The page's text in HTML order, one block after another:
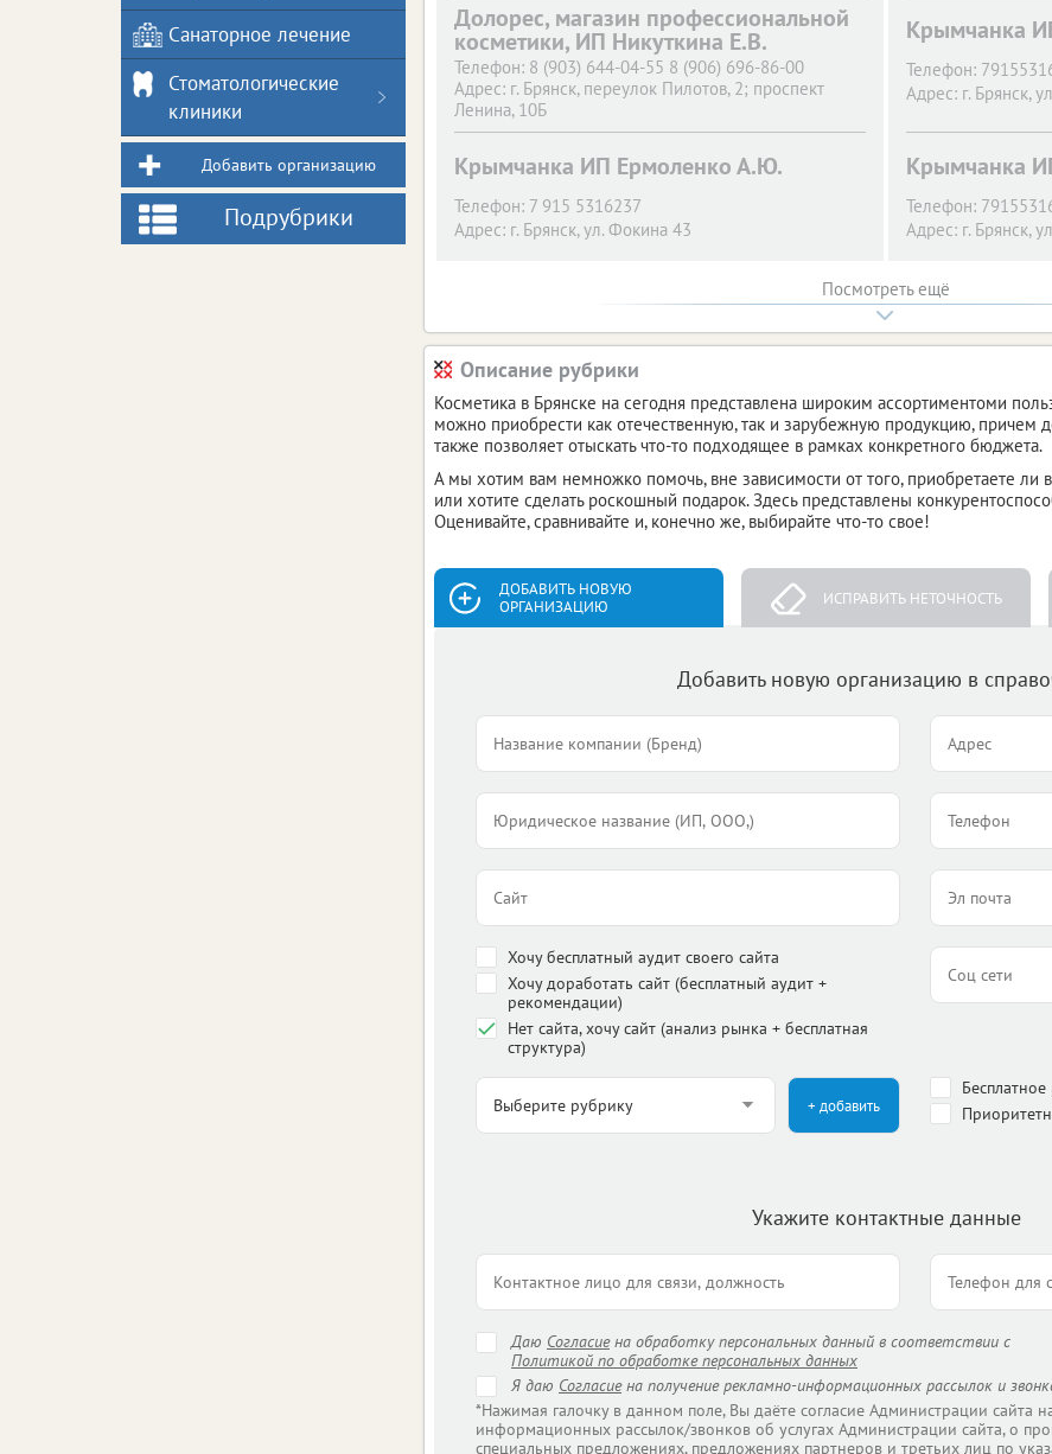
Долорес, магазин профессиональной
косметики, ИП Никуткина Е.В.
Телефон: 8 (903) 644-04-55 8 (906) 696-86-00
Адрес: г. Брянск, переулок Пилотов, 2; проспект
Ленина, 10Б
Крымчанка
Телефон:
Адрес: г. Брянск,
Крымчанка ИП Ермоленко А.Ю.
Телефон: 7 915 5316237
Адрес: г. Брянск, ул. Фокина 43
Крымчанка
Телефон:
Адрес: г. Брянск,
Посмотреть ещё
Описание рубрики
Косметика в Брянске на сегодня представлена широким ассортиментоми
можно приобрести как отечественную, так и зарубежную продукцию, причем
также позволяет отыскать что-то подходящее в рамках конкретного бюджета.
А мы хотим вам немножко помочь, вне зависимости от того, приобретаете ли
или хотите сделать роскошный подарок. Здесь представлены
Оценивайте, сравнивайте и, конечно же, выбирайте что-то свое!
ДОБАВИТЬ НОВУЮ
ОРГАНИЗАЦИЮ
ИСПРАВИТЬ НЕТОЧНОСТЬ
Добавить новую организацию в
Хочу бесплатный аудит своего сайта
Хочу доработать сайт (бесплатный аудит +
рекомендации)
Нет сайта, хочу сайт (анализ рынка + бесплатная
структура)
+ добавить
Укажите контактные данные
Даю Согласиена обработку персональных данный в соответствии с
Политикой по обработке персональных данных
Я даю Согласиена получение рекламно-информационных рассылок и
*Нажимая галочку в данном поле, Вы даёте согласие Администрации сайта
информационных рассылок/звонков об услугах Администрации сайта, о
специальных предложениях, предложениях партнеров и третьих лиц по
Санаторное лечение
Стоматологические
клиники
Добавить организацию
Подрубрики